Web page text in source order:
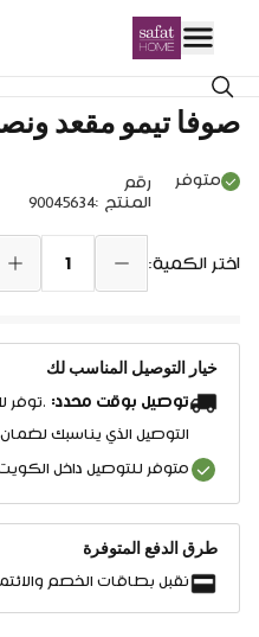
صوفا تيمو مقعد
متوفر
رقم
المنتج :
90045634
اختر الكمية: 1
خيار التوصيل المناسب لك
توصيل بوقت محدد: .توفر
التوصيل الذي يناسبك
متوفر للتوصيل داخل
طرق الدفع المتوفرة
نقبل بطاقات الخصم